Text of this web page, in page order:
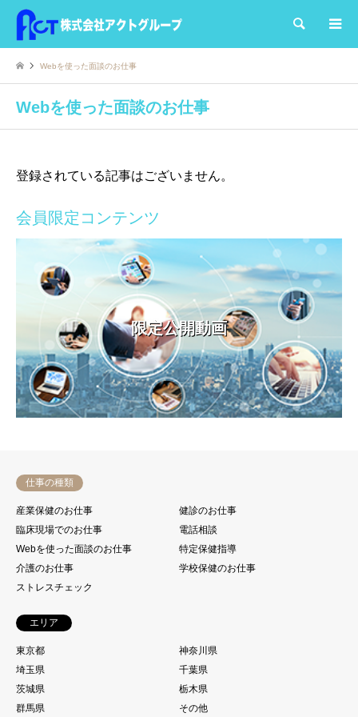
検索
Webを使った面談のお仕事
Webを使った面談のお仕事
登録されている記事はございません。
会員限定コンテンツ
限定公開動画
仕事の種類
産業保健のお仕事
健診のお仕事
臨床現場でのお仕事
電話相談
Webを使った面談のお仕事
特定保健指導
介護のお仕事
学校保健のお仕事
ストレスチェック
エリア
東京都
神奈川県
埼玉県
千葉県
茨城県
栃木県
群馬県
その他